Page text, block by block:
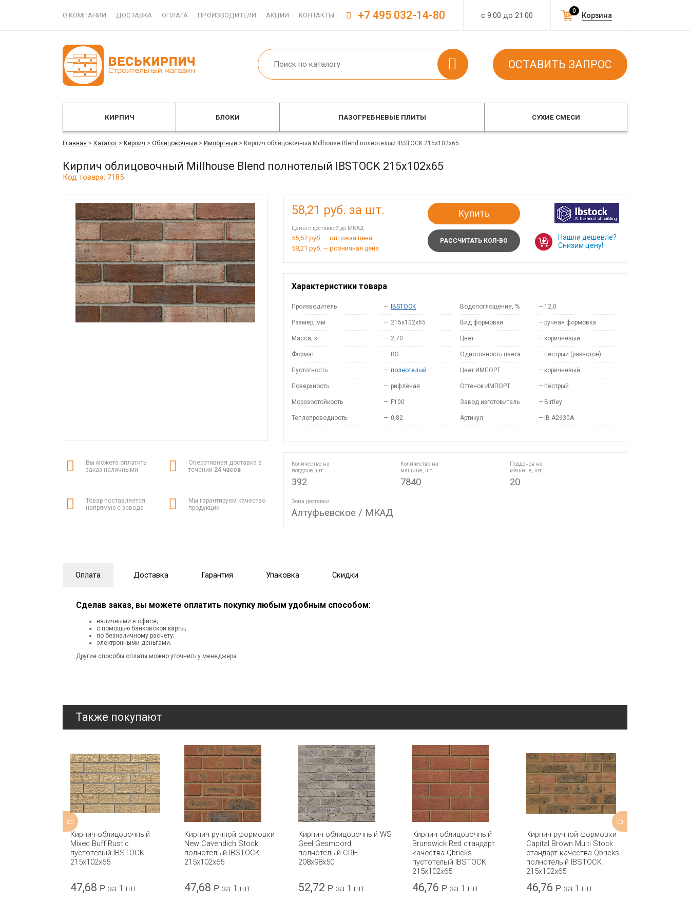
О КОМПАНИИ ДОСТАВКА ОПЛАТА ПРОИЗВОДИТЕЛИ АКЦИИ КОНТАКТЫ с 9:00 до 21:00 Корзина
0
+7 495 032-14-80
ОСТАВИТЬ ЗАПРОС
КИРПИЧ БЛОКИ ПАЗОГРЕБНЕВЫЕ ПЛИТЫ СУХИЕ СМЕСИ
Главная > Каталог > Кирпич > Облицовочный > Импортный > Кирпич облицовочный Millhouse Blend полнотелый IBSTOCK 215x102x65
Кирпич облицовочный Millhouse Blend полнотелый IBSTOCK 215x102x65
Код товара: 7185
Вы можете оплатить
заказ наличными
Оперативная доставка в
течении 24 часов
Товар поставляется
напрямую с завода
Мы гарантируем качество
продукции
58,21 руб. за шт.
Цены с доставкой до МКАД
55,57 руб. — оптовая цена
58,21 руб. — розничная цена
Купить
РАССЧИТАТЬ КОЛ-ВО
Нашли дешевле?
Снизим цену!
Характеристики товара
Производитель — IBSTOCK
Размер, мм — 215x102x65
Масса, кг — 2,70
Формат — BS
Пустотность — полнотелый
Поверхность — рифлёная
Морозостойкость — F100
Теплопроводность — 0,82
Водопоглощение, % — 12,0
Вид формовки — ручная формовка
Цвет — коричневый
Однотонность цвета — пестрый (разнотон)
Цвет ИМПОРТ — коричневый
Оттенок ИМПОРТ — пёстрый
Завод изготовитель — Birtley
Артикул — IB A2630A
Количество на
поддоне, шт.
392
Количество на
машине, шт.
7840
Поддонов на
машине, шт.
20
Зона доставки
Алтуфьевское / МКАД
Оплата Доставка Гарантия Упаковка Скидки
Сделав заказ, вы можете оплатить покупку любым удобным способом:
наличными в офисе;
с помощью банковской карты;
по безналичному расчету;
электронными деньгами.
Другие способы оплаты можно уточнить у менеджера.
Также покупают
Кирпич облицовочный
Mixed Buff Rustic
пустотелый IBSTOCK
215x102x65
47,68 Р за 1 шт.
Кирпич ручной формовки
New Cavendich Stock
полнотелый IBSTOCK
215x102x65
47,68 Р за 1 шт.
Кирпич облицовочный WS
Geel Gesmoord
полнотелый CRH
208x98x50
52,72 Р за 1 шт.
Кирпич облицовочный
Brunswick Red стандарт
качества Qbricks
пустотелый IBSTOCK
215x102x65
46,76 Р за 1 шт.
Кирпич ручной формовки
Capital Brown Multi Stock
стандарт качества Qbricks
полнотелый IBSTOCK
215x102x65
46,76 Р за 1 шт.